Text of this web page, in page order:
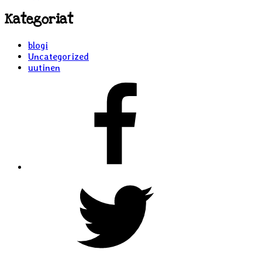
Kategoriat
blogi
Uncategorized
uutinen